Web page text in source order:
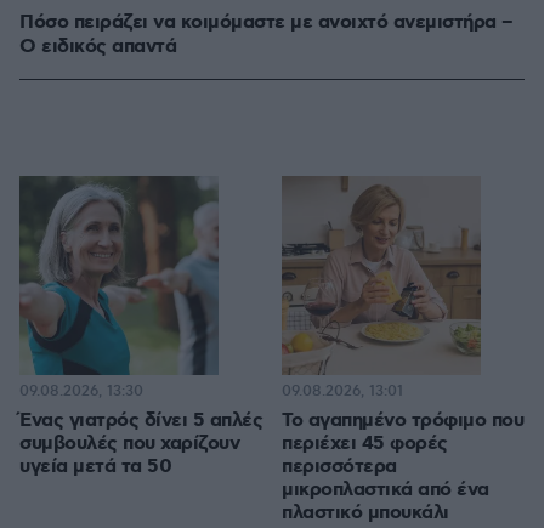
Πόσο πειράζει να κοιμόμαστε με ανοιχτό ανεμιστήρα –
Ο ειδικός απαντά
Ένας γιατρός δίνει 5 απλές
συμβουλές που χαρίζουν
υγεία μετά τα 50
09.08.2026, 13:30
Το αγαπημένο τρόφιμο που
περιέχει 45 φορές
περισσότερα
μικροπλαστικά από ένα
πλαστικό μπουκάλι
09.08.2026, 13:01